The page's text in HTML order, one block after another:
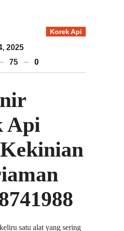
Korek Api
2025
75 0
Api
satu alat yang sering